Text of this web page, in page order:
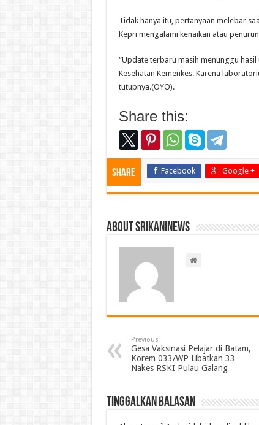
Tidak hanya itu, pertanyaan melebar
Kepri mengalami kenaikan atau
“Update terbaru masih menunggu
Kesehatan Kemenkes. Karena
tutupnya.(OYO).
Share this:
Share Facebook Google +
About srikaninews
Previous
Gesa Vaksinasi Pelajar di Batam,
Korem 033/WP Libatkan 33
Nakes RSKI Pulau Galang
Tinggalkan Balasan